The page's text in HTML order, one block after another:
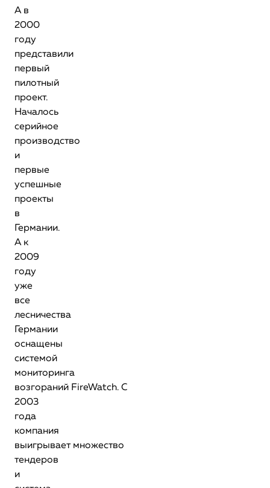
А в
2000
году
представили
первый
пилотный
проект.
Началось
серийное
производство
и
первые
успешные
проекты
в
Германии.
А к
2009
году
уже
все
лесничества
Германии
оснащены
системой
мониторинга
возгораний FireWatch. С
2003
года
компания
выигрывает множество
тендеров
и